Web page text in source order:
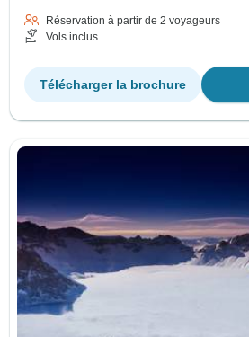
Réservation à partir de 2 voyageurs
Vols inclus
Télécharger la brochure